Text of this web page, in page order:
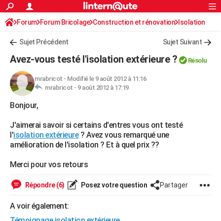
ACTUALITÉS
Politique
Société
Faits Divers
Education
Monde
Villes
+
FINANCE
Retraite
Impôts
Epargne
Immobilier
Risques naturels par ville
Banque
Assurance
Crédit
AUTO
Essais
Réserver un essai
Citadines
Berlines
SUV
Forum auto
+HIGH-TECH
Mobiles
Meilleur smartphone
Internet
Ordinateurs
Jeux vidéo
Guide high-tech
+BRICOLAGE
Forum
Aménagement intérieur
Extérieur
Cuisine
Salle de bains
Jardinage
Rangement
Guides de France
Escapades
Patrimoine
Expositions
Week-end nature
Art de vivre
Bien-être
Loisirs
Mode
Modes de vie
Alimentation
Guide de la santé
Maladies
Médicaments
Sommeil
Rechercher
S'inscrire
Connexion
Forum Forum Bricolage Construction et rénovation Isolation
Sujet Précédent Sujet Suivant
Avez-vous testé l'isolation extérieure ? Résolu
mrabricot - Modifié le 9 août 2012 à 11:16
mrabricot - 9 août 2012 à 17:19
Bonjour,
J'aimerai savoir si certains d'entres vous ont testé
l'isolation extérieure? Avez vous remarqué une
amélioration de l'isolation ? Et à quel prix ??
Merci pour vos retours
Répondre (6) Posez votre question Partager
A voir également: